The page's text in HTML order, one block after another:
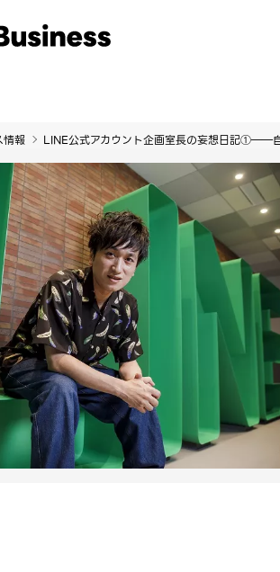
イベント・セミナー
情報 LINE公式アカウント企画室長の妄想日記①――